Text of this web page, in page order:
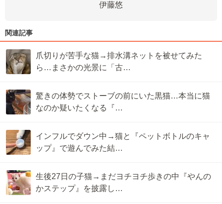
伊藤悠
関連記事
爪切りが苦手な猫→排水溝ネットを被せてみた
ら…まさかの光景に「古…
驚きの体勢でストーブの前にいた黒猫…本当に猫
なのか疑いたくなる『…
インフルでダウン中→猫と『ペットボトルのキャ
ップ』で遊んでみた結…
生後27日の子猫→まだヨチヨチ歩きの中『やんの
かステップ』を披露し…